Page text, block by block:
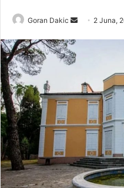
Goran Dakic
n
l
2 Juna,